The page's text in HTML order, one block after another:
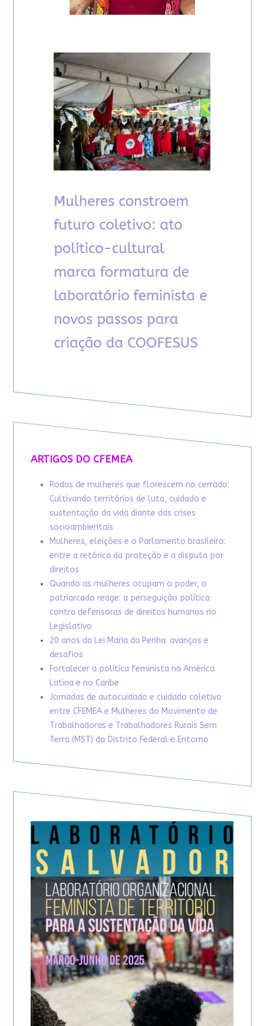
ARTIGOS DO CFEMEA
Rodas de mulheres que florescem no cerrado:
Cultivando territórios de luta, cuidado e
sustentação da vida diante das crises
socioambientais
Mulheres, eleições e o Parlamento brasileiro:
entre a retórica da proteção e a disputa por
direitos
Quando as mulheres ocupam o poder, o
patriarcado reage: a perseguição política
contra defensoras de direitos humanos no
Legislativo
20 anos da Lei Maria da Penha: avanços e
desafios
Fortalecer a política feminista na América
Latina e no Caribe
Jornadas de autocuidado e cuidado coletivo
entre CFEMEA e Mulheres do Movimento de
Trabalhadoras e Trabalhadores Rurais Sem
Terra (MST) do Distrito Federal e Entorno